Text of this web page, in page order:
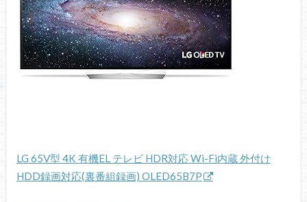
LG 65V型 4K 有機EL テレビ HDR対応 Wi-Fi内蔵 外付け
HDD録画対応(裏番組録画) OLED65B7P